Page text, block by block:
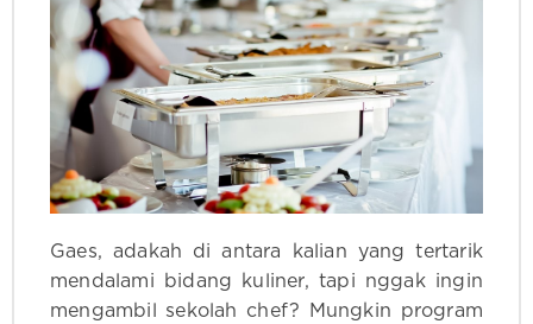
Gaes, adakah di antara kalian yang tertarik
mendalami bidang kuliner, tapi nggak ingin
mengambil sekolah chef? Mungkin program